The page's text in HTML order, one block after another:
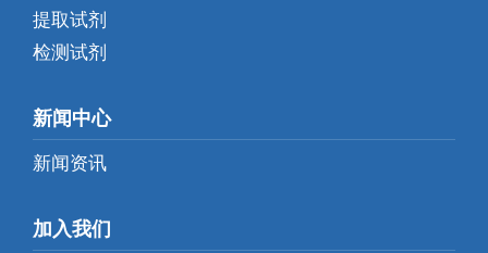
提取试剂
检测试剂
新闻中心
新闻资讯
加入我们